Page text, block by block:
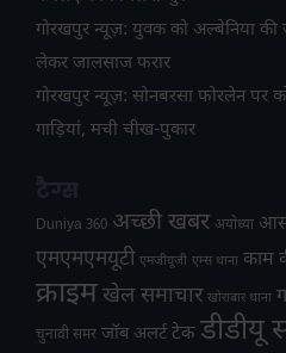
गोरखपुर न्यूज़: युवक को अल्बेनिया
लेकर जालसाज फरार
गोरखपुर न्यूज़: सोनबरसा फोरलेन पर
गाड़ियां, मची चीख-पुकार
Duniya 360 अच्छी खबर अयोध्या
एमएमएमयूटी एमजीयूजी एम्स थाना काम
क्राइमखेल समाचार खोराबार थाना
चुनावी समर जॉब अलर्ट टेक डीडीयू